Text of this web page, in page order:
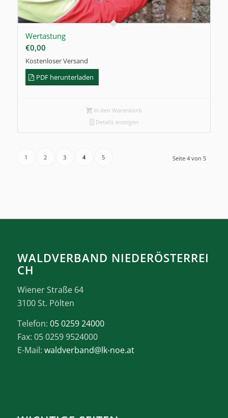
Wertastung
€0,00
Kostenloser Versand
PDF herunterladen
In den Warenkorb
Details anzeigen
Seite 4 von 5
1 2 3 4 5
WALDVERBAND NIEDERÖSTERREI
CH
Wiener Straße 64
3100 St. Pölten
Telefon: 05 0259 24000
Fax: 05 0259 9524000
E-Mail: waldverband@lk-noe.at